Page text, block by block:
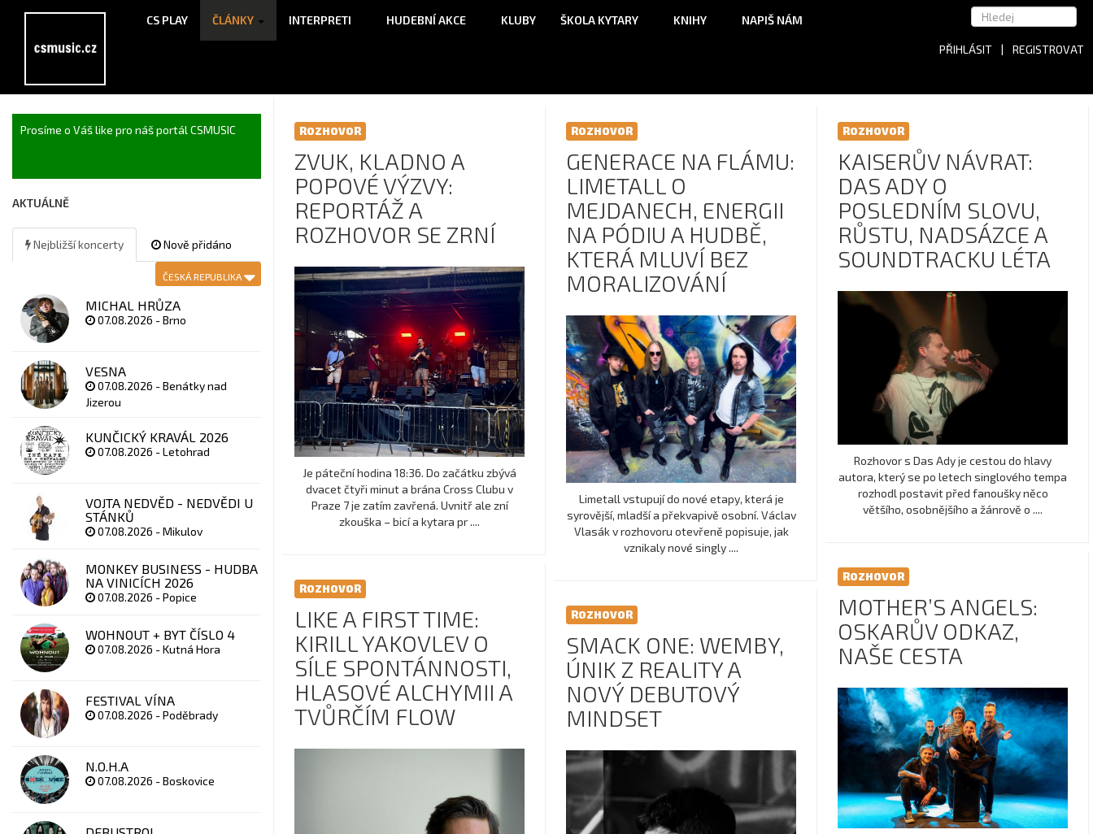
CS PLAY ČLÁNKY INTERPRETI HUDEBNÍ AKCE KLUBY ŠKOLA KYTARY KNIHY NAPIŠ NÁM
PŘIHLÁSIT | REGISTROVAT
ROZHOVOR
ZVUK, KLADNO A
POPOVÉ VÝZVY:
REPORTÁŽ A
ROZHOVOR SE ZRNÍ
Je páteční hodina 18:36. Do začátku zbývá
dvacet čtyři minut a brána Cross Clubu v
Praze 7 je zatím zavřená. Uvnitř ale zní
zkouška – bicí a kytara pr ....
ROZHOVOR
GENERACE NA FLÁMU:
LIMETALL O
MEJDANECH, ENERGII
NA PÓDIU A HUDBĚ,
KTERÁ MLUVÍ BEZ
MORALIZOVÁNÍ
Limetall vstupují do nové etapy, která je
syrovější, mladší a překvapivě osobní. Václav
Vlasák v rozhovoru otevřeně popisuje, jak
vznikaly nové singly ....
ROZHOVOR
KAISERŮV NÁVRAT:
DAS ADY O
POSLEDNÍM SLOVU,
RŮSTU, NADSÁZCE A
SOUNDTRACKU LÉTA
Rozhovor s Das Ady je cestou do hlavy
autora, který se po letech singlového tempa
rozhodl postavit před fanoušky něco
většího, osobnějšího a žánrově o ....
ROZHOVOR
MOTHER’S ANGELS:
OSKARŮV ODKAZ,
NAŠE CESTA
ROZHOVOR
LIKE A FIRST TIME:
KIRILL YAKOVLEV O
SÍLE SPONTÁNNOSTI,
HLASOVÉ ALCHYMII A
TVŮRČÍM FLOW
ROZHOVOR
SMACK ONE: WEMBY,
ÚNIK Z REALITY A
NOVÝ DEBUTOVÝ
MINDSET
Prosíme o Váš like pro náš portál CSMUSIC
AKTUÁLNĚ
Nejbližší koncerty Nově přidáno
ČESKÁ REPUBLIKA
MICHAL HRŮZA
07.08.2026 - Brno
VESNA
07.08.2026 - Benátky nad
Jizerou
KUNČICKÝ KRAVÁL 2026
07.08.2026 - Letohrad
VOJTA NEDVĚD - NEDVĚDI U
STÁNKŮ
07.08.2026 - Mikulov
MONKEY BUSINESS - HUDBA
NA VINICÍCH 2026
07.08.2026 - Popice
WOHNOUT + BYT ČÍSLO 4
07.08.2026 - Kutná Hora
FESTIVAL VÍNA
07.08.2026 - Poděbrady
N.O.H.A
07.08.2026 - Boskovice